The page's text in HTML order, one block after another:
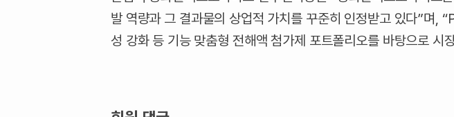
발 역량과 그 결과물의 상업적 가치를 꾸준히 인정받고 있다”며,
성 강화 등 기능 맞춤형 전해액 첨가제 포트폴리오를 바탕으로 시